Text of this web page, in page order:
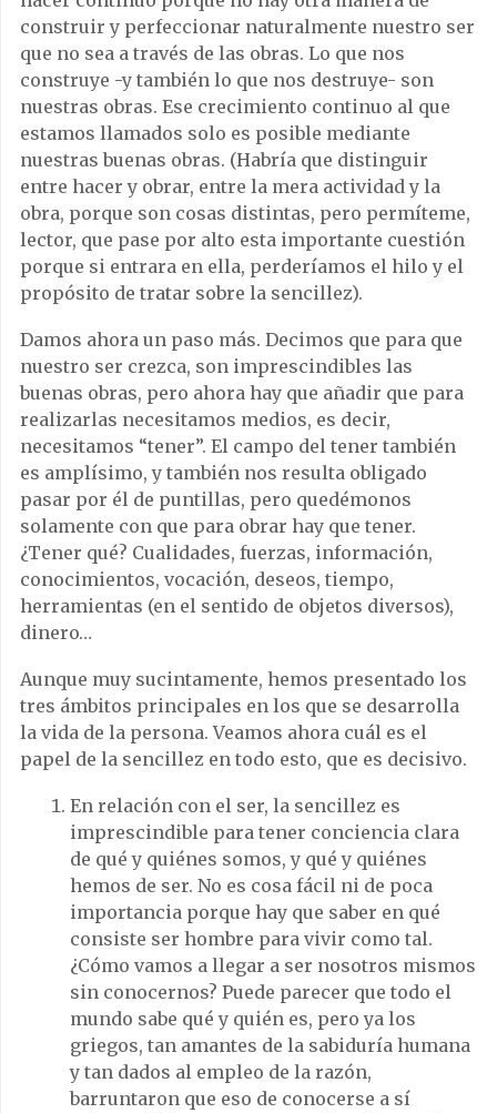
construir y perfeccionar naturalmente nuestro ser
que no sea a través de las obras. Lo que nos
construye -y también lo que nos destruye- son
nuestras obras. Ese crecimiento continuo al que
estamos llamados solo es posible mediante
nuestras buenas obras. (Habría que distinguir
entre hacer y obrar, entre la mera actividad y la
obra, porque son cosas distintas, pero permíteme,
lector, que pase por alto esta importante cuestión
porque si entrara en ella, perderíamos el hilo y el
propósito de tratar sobre la sencillez).
Damos ahora un paso más. Decimos que para que
nuestro ser crezca, son imprescindibles las
buenas obras, pero ahora hay que añadir que para
realizarlas necesitamos medios, es decir,
necesitamos “tener”. El campo del tener también
es amplísimo, y también nos resulta obligado
pasar por él de puntillas, pero quedémonos
solamente con que para obrar hay que tener.
¿Tener qué? Cualidades, fuerzas, información,
conocimientos, vocación, deseos, tiempo,
herramientas (en el sentido de objetos diversos),
dinero…
Aunque muy sucintamente, hemos presentado los
tres ámbitos principales en los que se desarrolla
la vida de la persona. Veamos ahora cuál es el
papel de la sencillez en todo esto, que es decisivo.
En relación con el ser, la sencillez es
imprescindible para tener conciencia clara
de qué y quiénes somos, y qué y quiénes
hemos de ser. No es cosa fácil ni de poca
importancia porque hay que saber en qué
consiste ser hombre para vivir como tal.
¿Cómo vamos a llegar a ser nosotros mismos
sin conocernos? Puede parecer que todo el
mundo sabe qué y quién es, pero ya los
griegos, tan amantes de la sabiduría humana
y tan dados al empleo de la razón,
barruntaron que eso de conocerse a sí